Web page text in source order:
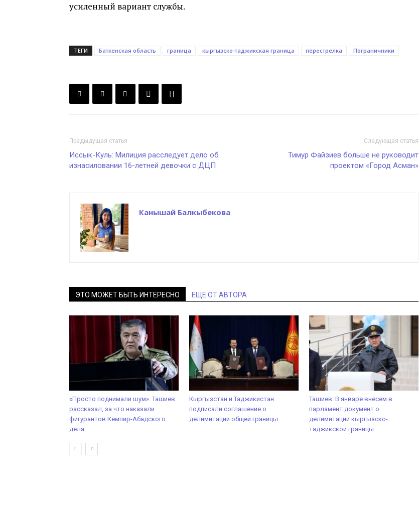
усиленный вариант службы.
ТЕГИ Баткенская область граница кыргызско-таджикская граница перестрелка Пограничники
Предыдущая статья
Иссык-Куль: Милиция расследует дело об
изнасиловании 16-летней девочки с ДЦП
Следующая статья
Тимур Файзиев больше не руководит
проектом «Город Асман»
Канышай Балкыбекова
ЭТО МОЖЕТ БЫТЬ ИНТЕРЕСНО ЕЩЕ ОТ АВТОРА
«Просто поднимали шум». Ташиев
рассказал, за что наказали
фигурантов Кемпир-Абадского
дела
Кыргызстан и Таджикистан
подписали соглашение о
делимитации общей границы
Ташиев: В январе внесем в
парламент документ о
делимитации кыргызско-
таджикской границы